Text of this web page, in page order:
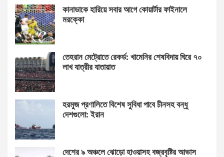
কানাডাকে হারিয়ে সবার আগে কোয়ার্টার ফাইনালে
মরক্কো
তেহরান মেট্রোতে রেকর্ড: খামেনির শেষবিদায় ঘিরে ৭০
লাখ যাত্রীর যাতায়াত
হরমুজ প্রণালিতে বিশেষ সুবিধা পাবে চীনসহ বন্ধু
দেশগুলো: ইরান
দেশের ৯ অঞ্চলে ঝোড়ো হাওয়াসহ বজ্রবৃষ্টির আভাস